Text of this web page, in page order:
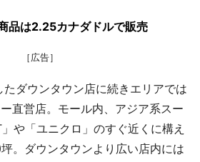
品は2.25カナダドルで販売
［広告］
ダウンタウン店に続きエリアでは
直営店。モール内、アジア系スー
や「ユニクロ」のすぐ近くに構え
。ダウンタウンより広い店内には